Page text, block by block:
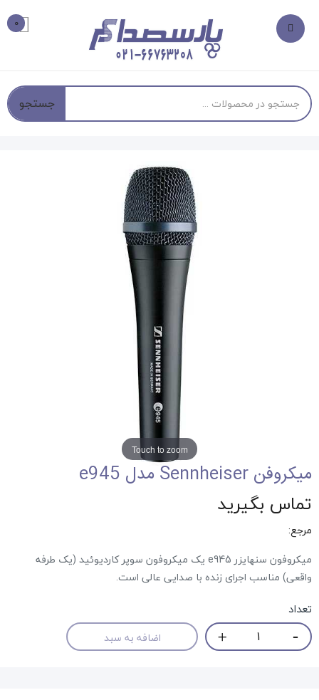
0
جستجو
Touch to zoom
میکروفن Sennheiser مدل e945
تماس بگیرید
مرجع:
میکروفون سنهایزر e945 یک میکروفون سوپر کاردیوئید (یک طرفه
واقعی) مناسب اجرای زنده با صدایی عالی است.
تعداد
اضافه به سبد